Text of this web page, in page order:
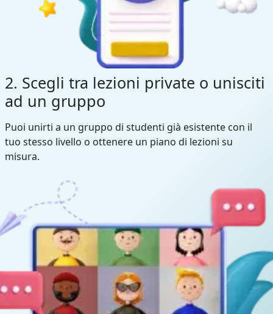
2. Scegli tra lezioni private o unisciti
ad un gruppo
Puoi unirti a un gruppo di studenti già esistente con il
tuo stesso livello o ottenere un piano di lezioni su
misura.